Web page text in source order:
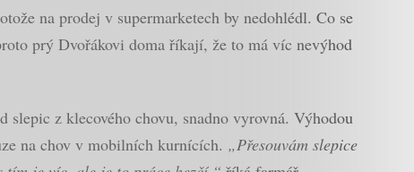
na prodej v supermarketech by nedohlédl. Co se
prý Dvořákovi doma říkají, že to má víc nevýhod
slepic z klecového chovu, snadno vyrovná. Výhodou
na chov v mobilních kurnících. „Přesouvám slepice